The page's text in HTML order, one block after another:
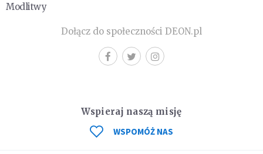
Modlitwy
Dołącz do społeczności DEON.pl
Wspieraj naszą misję
WSPOMÓŻ NAS